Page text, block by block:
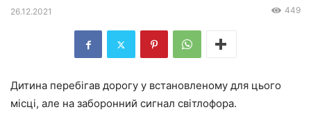
26.12.2021 449
Дитина перебігав дорогу у встановленому для цього
місці, але на заборонний сигнал світлофора.